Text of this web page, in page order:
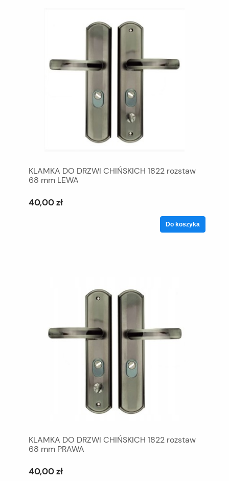
KLAMKA DO DRZWI CHIŃSKICH 1822 rozstaw
68 mm LEWA
40,00 zł
Do koszyka
KLAMKA DO DRZWI CHIŃSKICH 1822 rozstaw
68 mm PRAWA
40,00 zł